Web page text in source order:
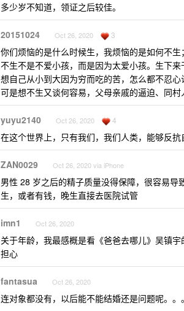
多少岁不知道，领证之后较佳。
20151024 Oct 26, 2020 3
你们烦恼的是什么时候生，我烦恼的是如何不生；
不生不是不爱小孩，而是因为太爱小孩。生下
想自己从小到大因为穷而吃的苦，怎么都不忍心
可是想不生又谈何容易，父母亲戚的逼迫、同村
yuyu2140 Oct 26, 2020 4
在这个世界上，只有我们，我们人类，能够反
ZAN0029 Oct 26, 2020 via iPhone
男性 28 岁之后的精子质量没得保障，很容易
生，或者有钱，晚生直接去医院试管
imn1 Oct 26, 2020
关于年龄，我最感概是看《爸爸去哪儿》吴镇
担心
fantasua Oct 26, 2020
连对象都没有，以后能不能结婚还是问题呢。。。